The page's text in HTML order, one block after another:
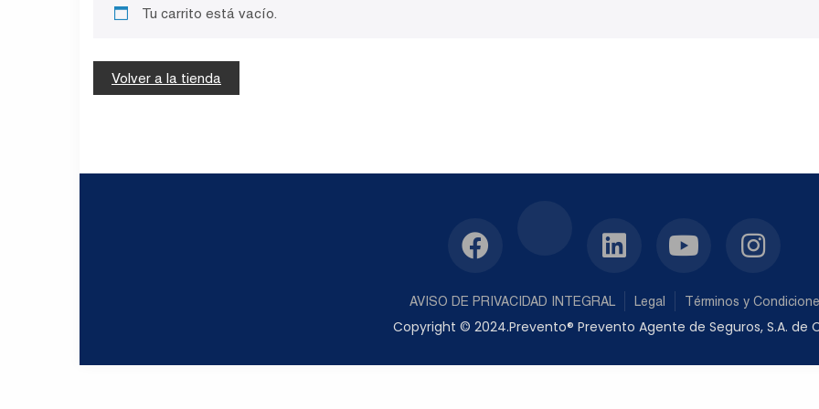
Tu carrito está vacío.
Volver a la tienda
AVISO DE PRIVACIDAD INTEGRAL Legal Términos y
Copyright © 2024.Prevento® Prevento Agente de Seguros, S.A. de